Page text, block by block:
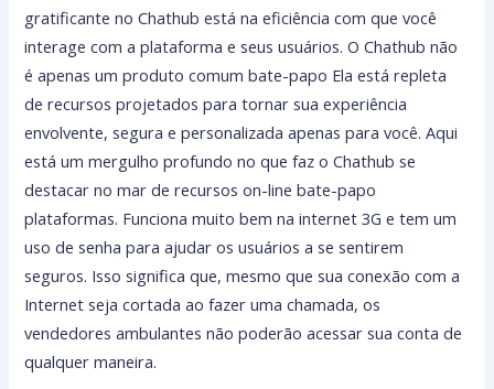
gratificante no Chathub está na eficiência com que você
interage com a plataforma e seus usuários. O Chathub não
é apenas um produto comum bate-papo Ela está repleta
de recursos projetados para tornar sua experiência
envolvente, segura e personalizada apenas para você. Aqui
está um mergulho profundo no que faz o Chathub se
destacar no mar de recursos on-line bate-papo
plataformas. Funciona muito bem na internet 3G e tem um
uso de senha para ajudar os usuários a se sentirem
seguros. Isso significa que, mesmo que sua conexão com a
Internet seja cortada ao fazer uma chamada, os
vendedores ambulantes não poderão acessar sua conta de
qualquer maneira.